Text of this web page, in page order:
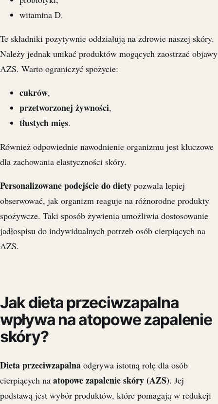
witamina D.
Te składniki pozytywnie oddziałują na zdrowie naszej skóry.
Należy jednak unikać produktów mogących zaostrzać objawy
AZS. Warto ograniczyć spożycie:
cukrów,
przetworzonej żywności,
tłustych mięs.
Również odpowiednie nawodnienie organizmu jest kluczowe
dla zachowania elastyczności skóry.
Personalizowane podejście do diety pozwala lepiej
obserwować, jak organizm reaguje na różnorodne produkty
spożywcze. Taki sposób żywienia umożliwia dostosowanie
jadłospisu do indywidualnych potrzeb osób cierpiących na
AZS.
Jak dieta przeciwzapalna
wpływa na atopowe zapalenie
skóry?
Dieta przeciwzapalna odgrywa istotną rolę dla osób
cierpiących na atopowe zapalenie skóry (AZS). Jej
podstawą jest wybór produktów, które pomagają w redukcji